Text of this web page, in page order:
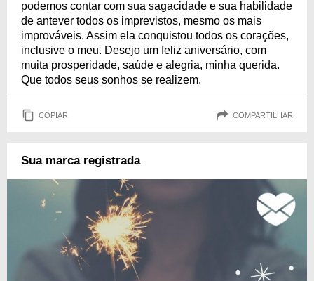
podemos contar com sua sagacidade e sua habilidade
de antever todos os imprevistos, mesmo os mais
improváveis. Assim ela conquistou todos os corações,
inclusive o meu. Desejo um feliz aniversário, com
muita prosperidade, saúde e alegria, minha querida.
Que todos seus sonhos se realizem.
COPIAR COMPARTILHAR
Sua marca registrada